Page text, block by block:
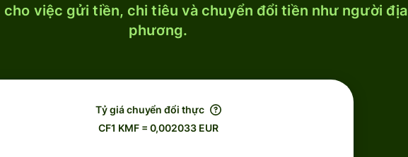
việc gửi tiền, chi tiêu và chuyển đổi tiền như người địa
phương.
Tỷ giá chuyển đổi thực
CF1 KMF = 0,002033 EUR